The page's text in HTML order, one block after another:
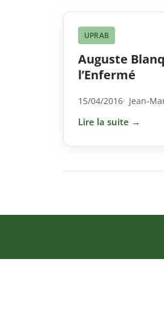
UPRAB
Auguste
l’Enfermé
15/04/2016 Jean-
Lire la suite →